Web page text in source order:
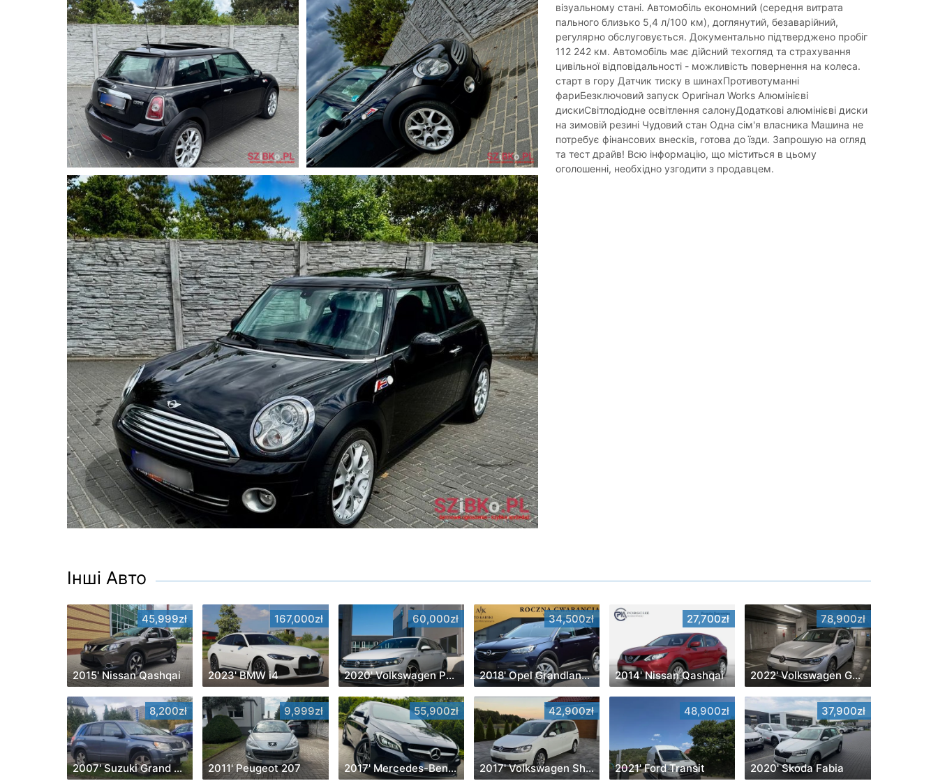
візуальному стані. Автомобіль економний (середня витрата
пального близько 5,4 л/100 км), доглянутий, безаварійний,
регулярно обслуговується. Документально підтверджено пробіг
112 242 км. Автомобіль має дійсний техогляд та страхування
цивільної відповідальності - можливість повернення на колеса.
старт в гору Датчик тиску в шинахПротивотуманні
фариБезключовий запуск Оригінал Works Алюмінієві
дискиСвітлодіодне освітлення салонуДодаткові алюмінієві диски
на зимовій резині Чудовий стан Одна сім'я власника Машина не
потребує фінансових внесків, готова до їзди. Запрошую на огляд
та тест драйв! Всю інформацію, що міститься в цьому
оголошенні, необхідно узгодити з продавцем.
Інші Авто
45,999zł
2015' Nissan Qashqai
167,000zł
2023' BMW i4
60,000zł
2020' Volkswagen Passat
34,500zł
2018' Opel Grandland X
27,700zł
2014' Nissan Qashqai
78,900zł
2022' Volkswagen Golf
8,200zł
2007' Suzuki Grand Vitara
9,999zł
2011' Peugeot 207
55,900zł
2017' Mercedes-Benz CLA
42,900zł
2017' Volkswagen Sharan
48,900zł
2021' Ford Transit
37,900zł
2020' Skoda Fabia